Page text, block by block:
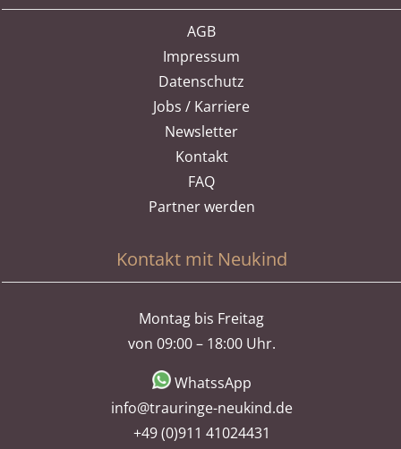
AGB
Impressum
Datenschutz
Jobs / Karriere
Newsletter
Kontakt
FAQ
Partner werden
Kontakt mit Neukind
Montag bis Freitag
von 09:00 – 18:00 Uhr.
WhatssApp
info@trauringe-neukind.de
+49 (0)911 41024431